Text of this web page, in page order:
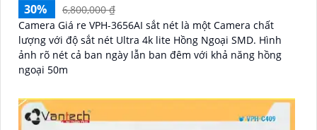
30%
6,800,000 ₫
Camera Giá re VPH-3656AI sắt nét là một Camera chất
lượng với độ sắt nét Ultra 4k lite Hồng Ngoại SMD. Hình
ảnh rõ nét cả ban ngày lẫn ban đêm với khả năng hồng
ngoại 50m